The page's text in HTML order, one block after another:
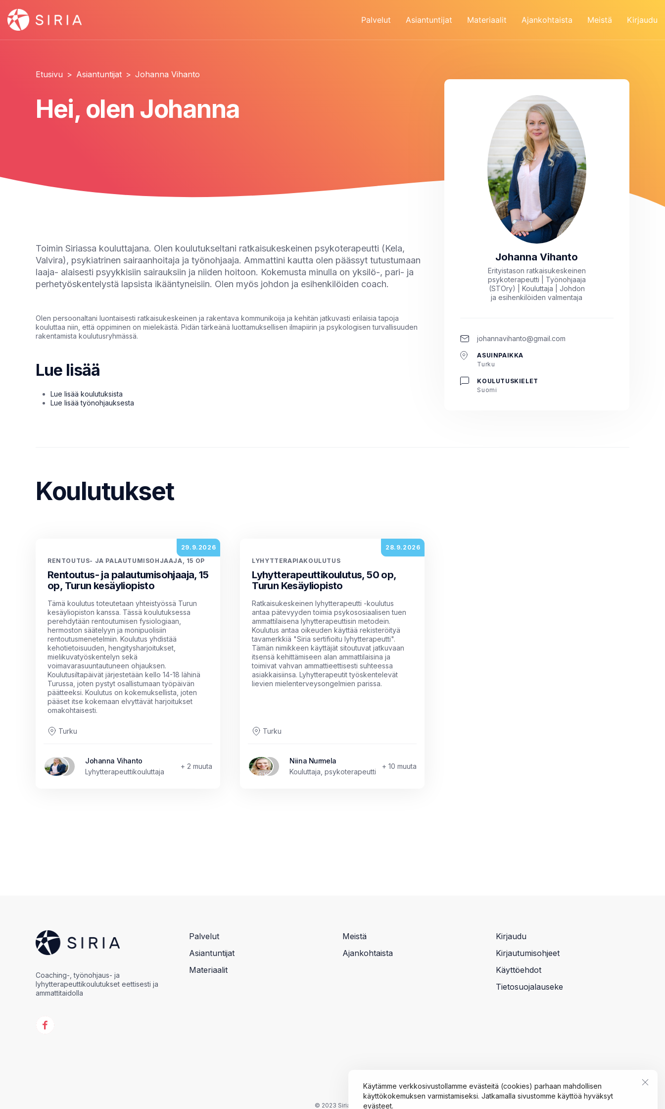
Palvelut Asiantuntijat Materiaalit Ajankohtaista Meistä Kirjaudu
Etusivu > Asiantuntijat > Johanna Vihanto
Hei, olen Johanna
Toimin Siriassa kouluttajana. Olen koulutukseltani ratkaisukeskeinen psykoterapeutti (Kela,
Valvira), psykiatrinen sairaanhoitaja ja työnohjaaja. Ammattini kautta olen päässyt tutustumaan
laaja- alaisesti psyykkisiin sairauksiin ja niiden hoitoon. Kokemusta minulla on yksilö-, pari- ja
perhetyöskentelystä lapsista ikääntyneisiin. Olen myös johdon ja esihenkilöiden coach.
Olen persoonaltani luontaisesti ratkaisukeskeinen ja rakentava kommunikoija ja kehitän jatkuvasti erilaisia tapoja
kouluttaa niin, että oppiminen on mielekästä. Pidän tärkeänä luottamuksellisen ilmapiirin ja psykologisen turvallisuuden
rakentamista koulutusryhmässä.
Lue lisää
Lue lisää koulutuksista
Lue lisää työnohjauksesta
Johanna Vihanto
Erityistason ratkaisukeskeinen
psykoterapeutti | Työnohjaaja
(STOry) | Kouluttaja | Johdon
ja esihenkilöiden valmentaja
johannavihanto@gmail.com
ASUINPAIKKA
Turku
KOULUTUSKIELET
Suomi
Koulutukset
29.9.2026
RENTOUTUS- JA PALAUTUMISOHJAAJA, 15 OP
Rentoutus- ja palautumisohjaaja, 15
op, Turun kesäyliopisto
Tämä koulutus toteutetaan yhteistyössä Turun
kesäyliopiston kanssa. Tässä koulutuksessa
perehdytään rentoutumisen fysiologiaan,
hermoston säätelyyn ja monipuolisiin
rentoutusmenetelmiin. Koulutus yhdistää
kehotietoisuuden, hengitysharjoitukset,
mielikuvatyöskentelyn sekä
voimavarasuuntautuneen ohjauksen.
Koulutusiltapäivät järjestetään kello 14-18 lähinä
Turussa, joten pystyt osallistumaan työpäivän
päätteeksi. Koulutus on kokemuksellista, joten
pääset itse kokemaan elvyttävät harjoitukset
omakohtaisesti.
Turku
Johanna Vihanto
Lyhytterapeuttikouluttaja
+ 2 muuta
28.9.2026
LYHYTTERAPIAKOULUTUS
Lyhytterapeuttikoulutus, 50 op,
Turun Kesäyliopisto
Ratkaisukeskeinen lyhytterapeutti -koulutus
antaa pätevyyden toimia psykososiaalisen tuen
ammattilaisena lyhytterapeuttisin metodein.
Koulutus antaa oikeuden käyttää rekisteröityä
tavamerkkiä "Siria sertifioitu lyhytterapeutti".
Tämän nimikkeen käyttäjät sitoutuvat jatkuvaan
itsensä kehittämiseen alan ammattilaisina ja
toimivat vahvan ammattieettisesti suhteessa
asiakkaisiinsa. Lyhytterapeutit työskentelevät
lievien mielenterveysongelmien parissa.
Turku
Niina Nurmela
Kouluttaja, psykoterapeutti
+ 10 muuta
Käytämme verkkosivustollamme evästeitä (cookies) parhaan mahdollisen
käyttökokemuksen varmistamiseksi. Jatkamalla sivustomme käyttöä hyväksyt
evästeet.
Coaching-, työnohjaus- ja
lyhytterapeuttikoulutukset eettisesti ja
ammattitaidolla
Palvelut
Asiantuntijat
Materiaalit
Meistä
Ajankohtaista
Kirjaudu
Kirjautumisohjeet
Käyttöehdot
Tietosuojalauseke
© 2023 Siria